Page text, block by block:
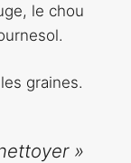
le chou
graines.
»